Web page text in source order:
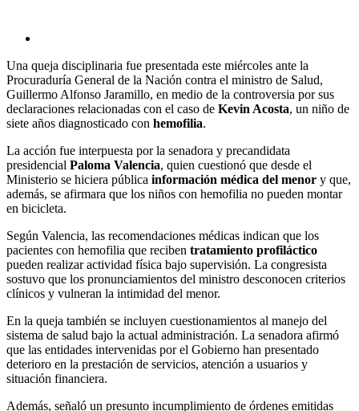
Una queja disciplinaria fue presentada este miércoles ante la
Procuraduría General de la Nación contra el ministro de Salud,
Guillermo Alfonso Jaramillo, en medio de la controversia por sus
declaraciones relacionadas con el caso de Kevin Acosta, un niño de
siete años diagnosticado con hemofilia.
La acción fue interpuesta por la senadora y precandidata
presidencial Paloma Valencia, quien cuestionó que desde el
Ministerio se hiciera pública información médica del menor y que,
además, se afirmara que los niños con hemofilia no pueden montar
en bicicleta.
Según Valencia, las recomendaciones médicas indican que los
pacientes con hemofilia que reciben tratamiento profiláctico
pueden realizar actividad física bajo supervisión. La congresista
sostuvo que los pronunciamientos del ministro desconocen criterios
clínicos y vulneran la intimidad del menor.
En la queja también se incluyen cuestionamientos al manejo del
sistema de salud bajo la actual administración. La senadora afirmó
que las entidades intervenidas por el Gobierno han presentado
deterioro en la prestación de servicios, atención a usuarios y
situación financiera.
Además, señaló un presunto incumplimiento de órdenes emitidas